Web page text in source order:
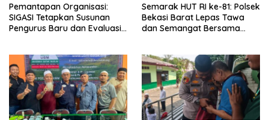
Pemantapan Organisasi:
SIGASI Tetapkan Susunan
Pengurus Baru dan Evaluasi
Semarak HUT RI ke-81: Polsek
Bekasi Barat Lepas Tawa
dan Semangat Bersama